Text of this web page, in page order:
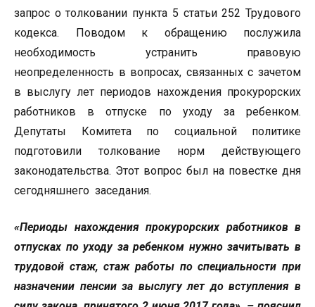
запрос о толковании пункта 5 статьи 252 Трудового
кодекса. Поводом к обращению послужила
необходимость устранить правовую
неопределенность в вопросах, связанных с зачетом
в выслугу лет периодов нахождения прокурорских
работников в отпуске по уходу за ребенком.
Депутаты Комитета по социальной политике
подготовили толкование норм действующего
законодательства. Этот вопрос был на повестке дня
сегодняшнего заседания.
«Периоды нахождения прокурорских работников в
отпусках по уходу за ребенком нужно зачитывать в
трудовой стаж, стаж работы по специальности при
назначении пенсии за выслугу лет до вступления в